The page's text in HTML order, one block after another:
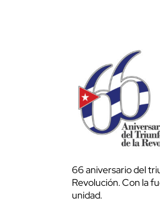
66 aniversario del
Revolución. Con la
unidad.